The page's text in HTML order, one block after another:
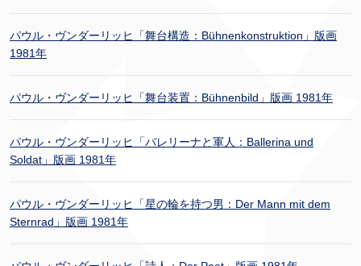
パウル・ヴンダーリッヒ「舞台構造：Bühnenkonstruktion」版画
1981年
パウル・ヴンダーリッヒ「舞台装置：Bühnenbild」版画 1981年
パウル・ヴンダーリッヒ「バレリーナと軍人：Ballerina und
Soldat」版画 1981年
パウル・ヴンダーリッヒ「星の輪を持つ男：Der Mann mit dem
Sternrad」版画 1981年